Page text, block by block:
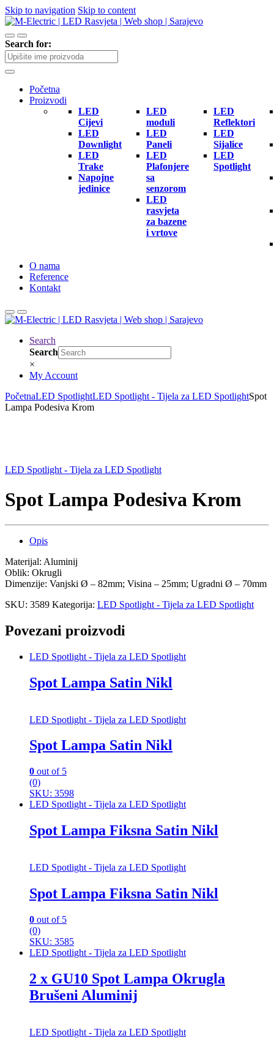
Skip to navigation Skip to content
Search for:
Početna
Proizvodi
LED
Cijevi
LED
Downlight
LED
Trake
Napojne
jedinice
LED
moduli
LED
Paneli
LED
Plafonjere
sa
senzorom
LED
rasvjeta
za bazene
i vrtove
LED
Reflektori
LED
Sijalice
LED
Spotlight
O nama
Reference
Kontakt
Search
Search
×
My Account
PočetnaLED SpotlightLED Spotlight - Tijela za LED SpotlightSpot
Lampa Podesiva Krom
LED Spotlight - Tijela za LED Spotlight
Spot Lampa Podesiva Krom
Opis
Materijal: Aluminij
Oblik: Okrugli
Dimenzije: Vanjski Ø – 82mm; Visina – 25mm; Ugradni Ø – 70mm
SKU: 3589 Kategorija: LED Spotlight - Tijela za LED Spotlight
Povezani proizvodi
LED Spotlight - Tijela za LED Spotlight
Spot Lampa Satin Nikl
LED Spotlight - Tijela za LED Spotlight
Spot Lampa Satin Nikl
0 out of 5
(0)
SKU: 3598
LED Spotlight - Tijela za LED Spotlight
Spot Lampa Fiksna Satin Nikl
LED Spotlight - Tijela za LED Spotlight
Spot Lampa Fiksna Satin Nikl
0 out of 5
(0)
SKU: 3585
LED Spotlight - Tijela za LED Spotlight
2 x GU10 Spot Lampa Okrugla
Brušeni Aluminij
LED Spotlight - Tijela za LED Spotlight